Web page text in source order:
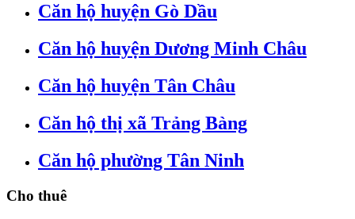
Căn hộ huyện Gò Dầu
Căn hộ huyện Dương Minh Châu
Căn hộ huyện Tân Châu
Căn hộ thị xã Trảng Bàng
Căn hộ phường Tân Ninh
Cho thuê